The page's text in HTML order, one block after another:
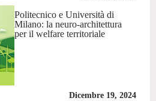
Politecnico e Università di
Milano: la neuro-architettura
per il welfare territoriale
Dicembre 19, 2024